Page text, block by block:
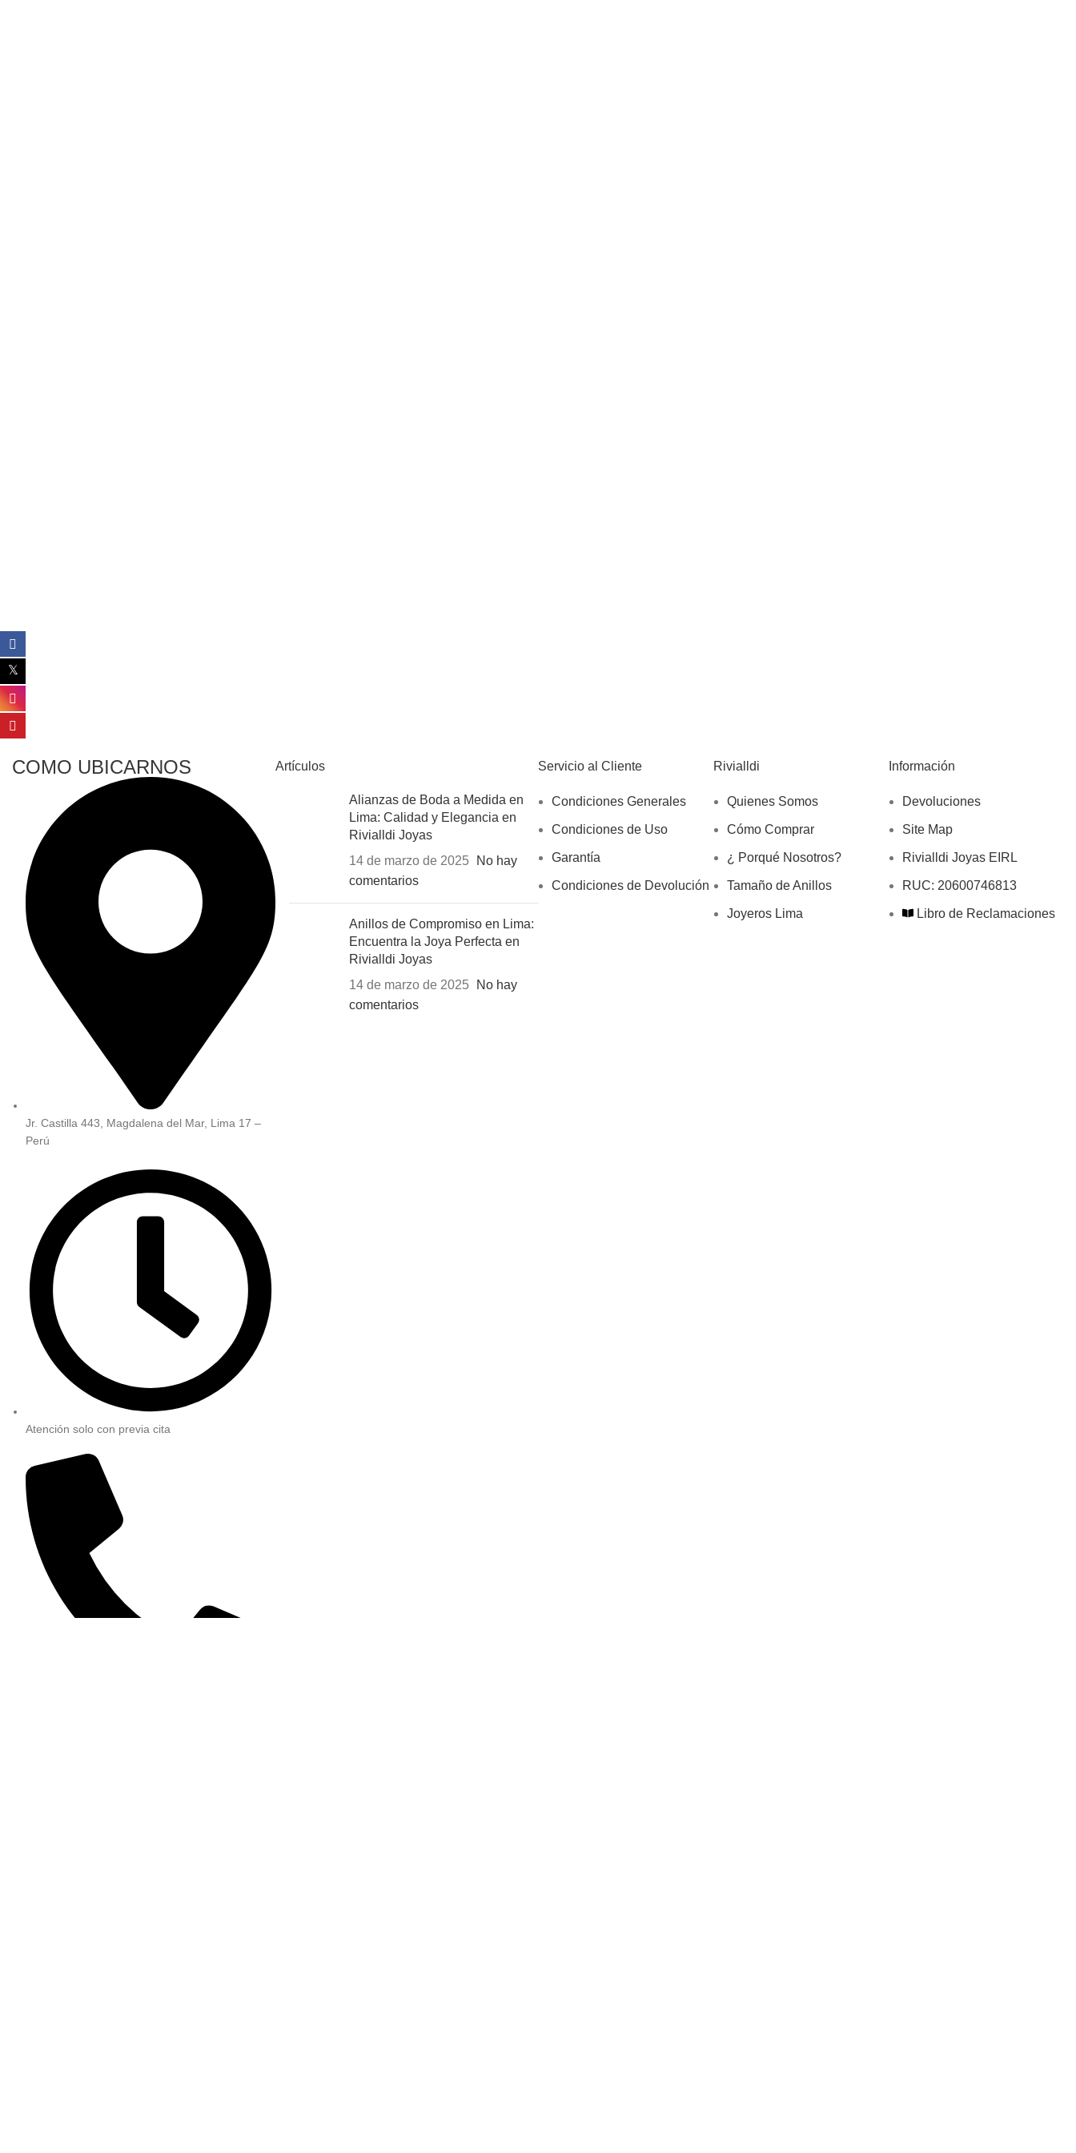
COMO UBICARNOS
Jr. Castilla 443, Magdalena del Mar, Lima 17 –
Perú
Atención solo con previa cita
Artículos
Alianzas de Boda a Medida en
Lima: Calidad y Elegancia en
Rivialldi Joyas
14 de marzo de 2025
No hay
comentarios
Anillos de Compromiso en Lima:
Encuentra la Joya Perfecta en
Rivialldi Joyas
14 de marzo de 2025
No hay
comentarios
Servicio al Cliente
Condiciones Generales
Condiciones de Uso
Garantía
Condiciones de Devolución
Rivialldi
Quienes Somos
Cómo Comprar
¿ Porqué Nosotros?
Tamaño de Anillos
Joyeros Lima
Información
Devoluciones
Site Map
Rivialldi Joyas EIRL
RUC: 20600746813
Libro de Reclamaciones